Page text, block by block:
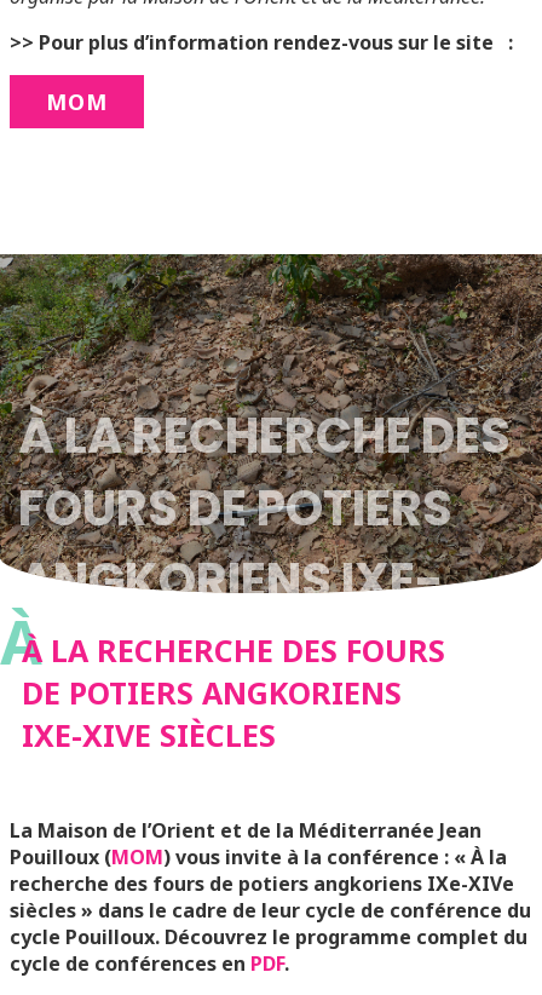
>> Pour plus d’information rendez-vous sur le site :
MOM
À LA RECHERCHE DES
FOURS DE POTIERS
ANGKORIENS IXE-
XIVE SIÈCLES
ÀÀ LA RECHERCHE DES FOURS
DE POTIERS ANGKORIENS
IXE-XIVE SIÈCLES
La Maison de l’Orient et de la Méditerranée Jean
Pouilloux (MOM) vous invite à la conférence : « À la
recherche des fours de potiers angkoriens IXe-XIVe
siècles » dans le cadre de leur cycle de conférence du
cycle Pouilloux. Découvrez le programme complet du
cycle de conférences en PDF.